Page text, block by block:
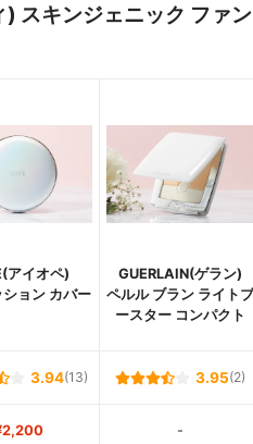
スキンジェニック ファ
アイオペ)
ション カバー
GUERLAIN(ゲラン)
ペルル ブラン ライトブ
ースター コンパクト
3.94(13) 3.95(2)
-